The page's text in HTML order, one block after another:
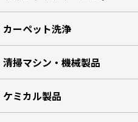
カーペット洗浄
清掃マシン・機械製品
ケミカル製品